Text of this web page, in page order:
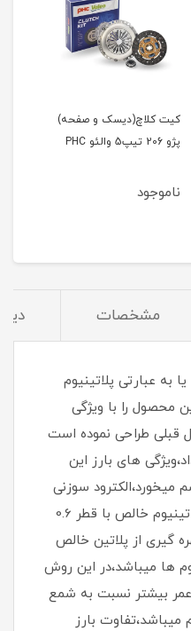
کیت کلاچ(دیسک و صفحه)
پژو 206 تیپ5 والئو PHC
ناموجود
مشخصات
به عبارتی پلاتینیوم
محصول را با ویژگی
قبلی طراحی نموده است
های بارز این
سوزنی
شکل آن است که از جنس پلاتینیوم خالص با قطر 0.6
گیری از پلاتین خالص
ها میباشد،در این روش
عمر بیشتر نسبت به شمع
بارز